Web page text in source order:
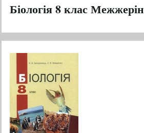
Біологія 8 клас Межжерін